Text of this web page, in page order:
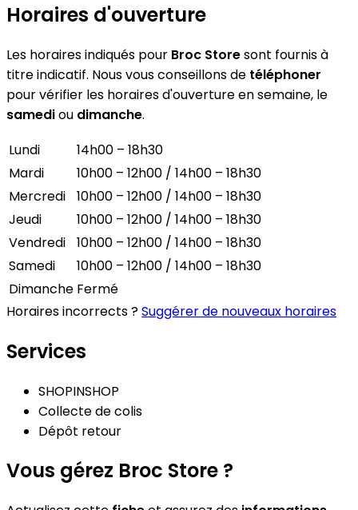
Horaires d'ouverture
Les horaires indiqués pour Broc Storesont fournis à
titre indicatif. Nous vous conseillons de téléphoner
pour vérifier les horaires d'ouverture en semaine, le
samediou dimanche.
Lundi
14h00 – 18h30
Mardi
10h00 – 12h00 / 14h00 – 18h30
Mercredi
10h00 – 12h00 / 14h00 – 18h30
Jeudi
10h00 – 12h00 / 14h00 – 18h30
Vendredi
10h00 – 12h00 / 14h00 – 18h30
Samedi
10h00 – 12h00 / 14h00 – 18h30
Dimanche Fermé
Horaires incorrects ?Suggérer de nouveaux horaires
Services
SHOPINSHOP
Collecte de colis
Dépôt retour
Vous gérez Broc Store ?